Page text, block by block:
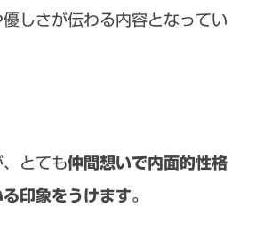
しさが伝わる内容となってい
とても仲間想いで内面的性格
印象をうけます。